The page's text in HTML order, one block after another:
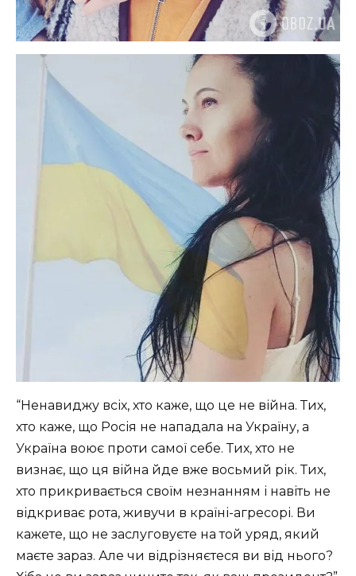
“Ненавиджу всіх, хто каже, що це не війна. Тих,
хто каже, що Росія не нападала на Україну, а
Україна воює проти самої себе. Тих, хто не
визнає, що ця війна йде вже восьмий рік. Тих,
хто прикривається своїм незнанням і навіть не
відкриває рота, живучи в країні-агресорі. Ви
кажете, що не заслуговуєте на той уряд, який
маєте зараз. Але чи відрізняєтеся ви від нього?